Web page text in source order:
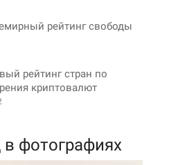
рейтинг свободы
рейтинг стран по
криптовалют
в фотографиях